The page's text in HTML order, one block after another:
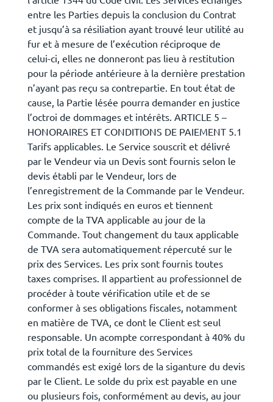
entre les Parties depuis la conclusion du Contrat
et jusqu’à sa résiliation ayant trouvé leur utilité au
fur et à mesure de l’exécution réciproque de
celui-ci, elles ne donneront pas lieu à restitution
pour la période antérieure à la dernière prestation
n’ayant pas reçu sa contrepartie. En tout état de
cause, la Partie lésée pourra demander en justice
l’octroi de dommages et intérêts. ARTICLE 5 –
HONORAIRES ET CONDITIONS DE PAIEMENT 5.1
Tarifs applicables. Le Service souscrit et délivré
par le Vendeur via un Devis sont fournis selon le
devis établi par le Vendeur, lors de
l’enregistrement de la Commande par le Vendeur.
Les prix sont indiqués en euros et tiennent
compte de la TVA applicable au jour de la
Commande. Tout changement du taux applicable
de TVA sera automatiquement répercuté sur le
prix des Services. Les prix sont fournis toutes
taxes comprises. Il appartient au professionnel de
procéder à toute vérification utile et de se
conformer à ses obligations fiscales, notamment
en matière de TVA, ce dont le Client est seul
responsable. Un acompte correspondant à 40% du
prix total de la fourniture des Services
commandés est exigé lors de la siganture du devis
par le Client. Le solde du prix est payable en une
ou plusieurs fois, conformément au devis, au jour